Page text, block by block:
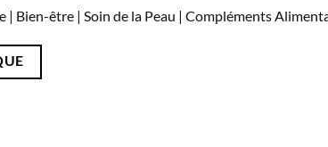
Bien-être | Soin de la Peau | Compléments